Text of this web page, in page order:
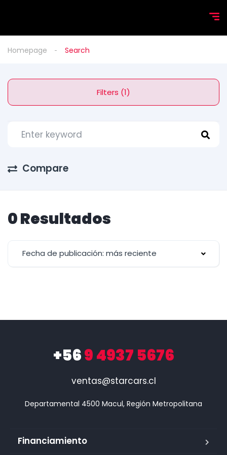
Homepage Search
Filters (1)
Compare
0 Resultados
Fecha de publicación: más reciente
+569 4937 5676
ventas@starcars.cl
Financiamiento